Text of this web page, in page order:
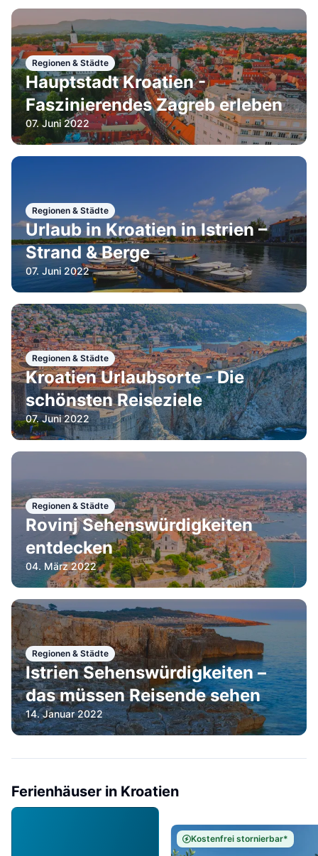
Regionen & Städte
Hauptstadt Kroatien -
Faszinierendes Zagreb erleben
07. Juni 2022
Regionen & Städte
Urlaub in Kroatien in Istrien –
Strand & Berge
07. Juni 2022
Regionen & Städte
Kroatien Urlaubsorte - Die
schönsten Reiseziele
07. Juni 2022
Regionen & Städte
Rovinj Sehenswürdigkeiten
entdecken
04. März 2022
Regionen & Städte
Istrien Sehenswürdigkeiten –
das müssen Reisende sehen
14. Januar 2022
Ferienhäuser in Kroatien
Kostenfrei stornierbar*